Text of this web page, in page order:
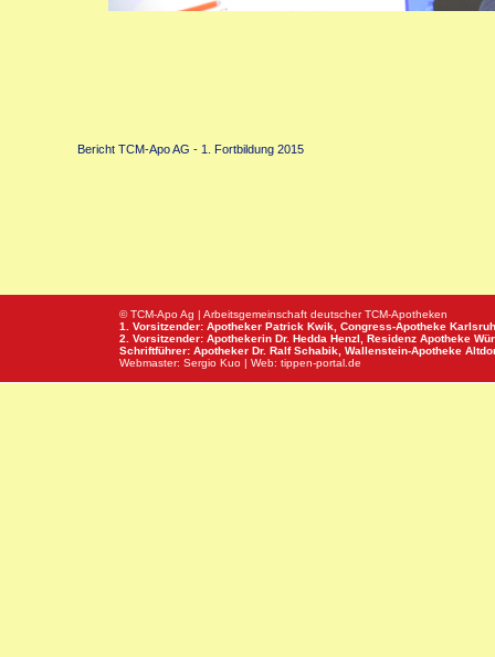
Bericht TCM-Apo AG - 1. Fortbildung 2015
© TCM-Apo Ag | Arbeitsgemeinschaft deutscher TCM-Apotheken
1. Vorsitzender: Apotheker Patrick Kwik, Congress-Apotheke
2. Vorsitzender: Apothekerin Dr. Hedda Henzl, Residenz Apotheke
Schriftführer: Apotheker Dr. Ralf Schabik, Wallenstein-Apotheke
Webmaster: Sergio Kuo | Web: tippen-portal.de